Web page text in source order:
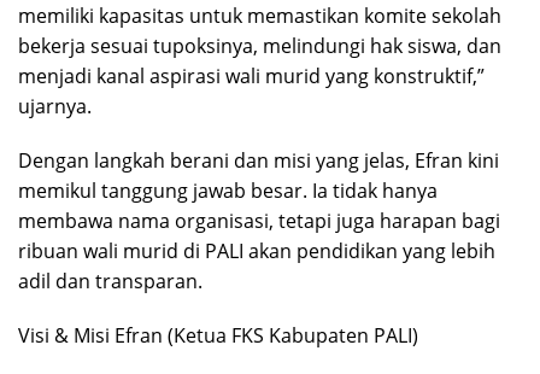
memiliki kapasitas untuk memastikan komite sekolah
bekerja sesuai tupoksinya, melindungi hak siswa, dan
menjadi kanal aspirasi wali murid yang konstruktif,”
ujarnya.
Dengan langkah berani dan misi yang jelas, Efran kini
memikul tanggung jawab besar. Ia tidak hanya
membawa nama organisasi, tetapi juga harapan bagi
ribuan wali murid di PALI akan pendidikan yang lebih
adil dan transparan.
Visi & Misi Efran (Ketua FKS Kabupaten PALI)